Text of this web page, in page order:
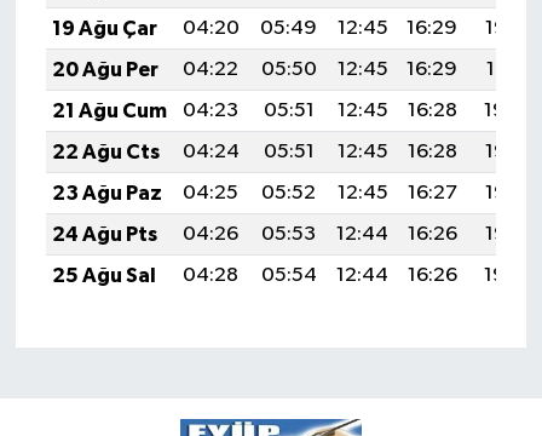
19 Ağu Çar
04:20 05:49 12:45 16:29
19:32
20 Ağu Per
04:22 05:50 12:45 16:29
19:31
21 Ağu Cum
04:23 05:51 12:45 16:28
19:29
22 Ağu Cts
04:24 05:51 12:45 16:28
19:28
23 Ağu Paz
04:25 05:52 12:45 16:27
19:27
24 Ağu Pts
04:26 05:53 12:44 16:26
19:25
25 Ağu Sal
04:28 05:54 12:44 16:26 19:24